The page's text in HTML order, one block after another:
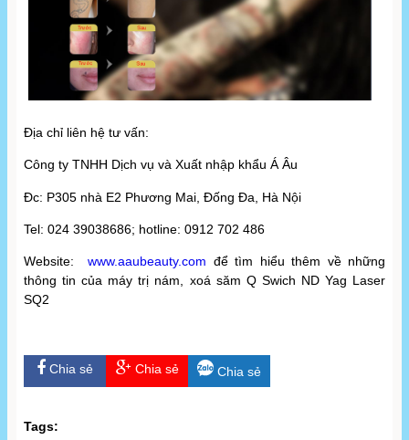
Địa chỉ liên hệ tư vấn:
Công ty TNHH Dịch vụ và Xuất nhập khẩu Á Âu
Đc: P305 nhà E2 Phương Mai, Đống Đa, Hà Nội
Tel: 024 39038686; hotline: 0912 702 486
Website: www.aaubeauty.com để tìm hiểu thêm về những
thông tin của máy trị nám, xoá săm Q Swich ND Yag Laser
SQ2
Chia sẻ Chia sẻ Chia sẻ
Tags: